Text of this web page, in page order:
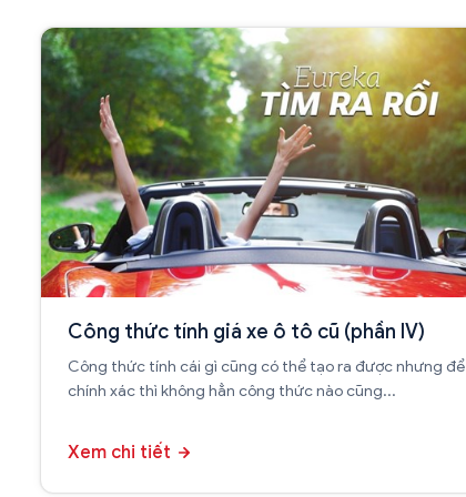
Công thức tính giá xe ô tô cũ (phần IV)
Công thức tính cái gì cũng có thể tạo ra được nhưng để
chính xác thì không hẳn công thức nào cũng...
Xem chi tiết